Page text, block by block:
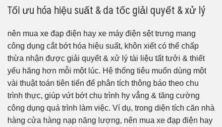
Tối ưu hóa hiệu suất & da tốc giải quyết & xử lý
nên mua xe đạp điện hay xe máy điện sệt trưng mang
công dụng cắt bớt hóa hiệu suất, khôn xiết có thể chấp
thừa nhận được giải quyết & xử lý tài liệu tất tưởi & thiết
yếu hãng hơn mỗi một lúc. Hệ thống tiêu muốn dùng một
vài thuật toán tiên tiến để phân tích thông báo theo chu
trình thực, giúp vứt bớt chu trình hy vẳng & tăng cường
công dụng quá trình làm việc. Ví dụ, trong diện tích căn nhà
hàng cửa hàng nạp năng lượng, nên mua xe đạp điện hay